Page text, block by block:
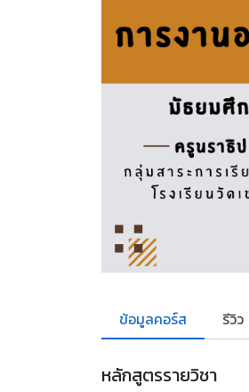
ข้อมูลคอร์ส รีวิว
หลักสูตรรายวิชา